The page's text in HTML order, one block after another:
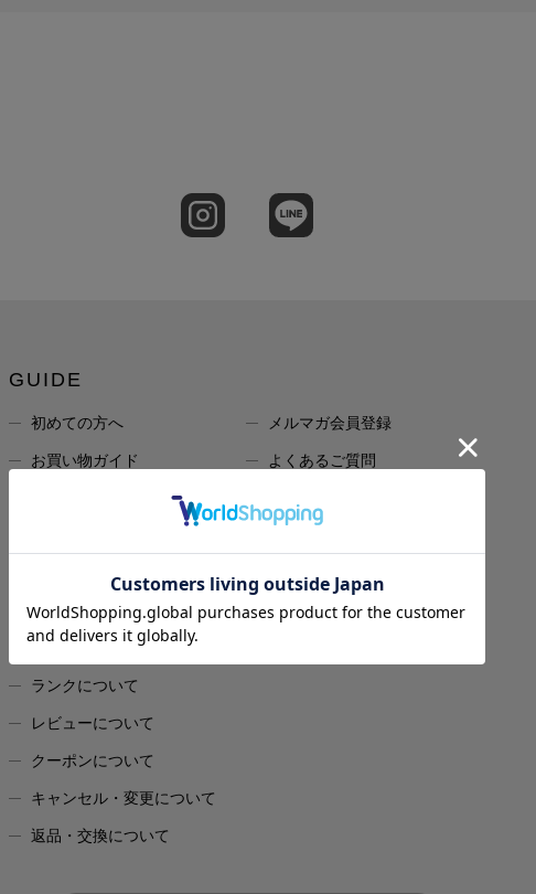
GUIDE
初めての方へ
お買い物ガイド
お届けについて
ポイントについて
ランクについて
レビューについて
クーポンについて
キャンセル・変更について
返品・交換について
メルマガ会員登録
よくあるご質問